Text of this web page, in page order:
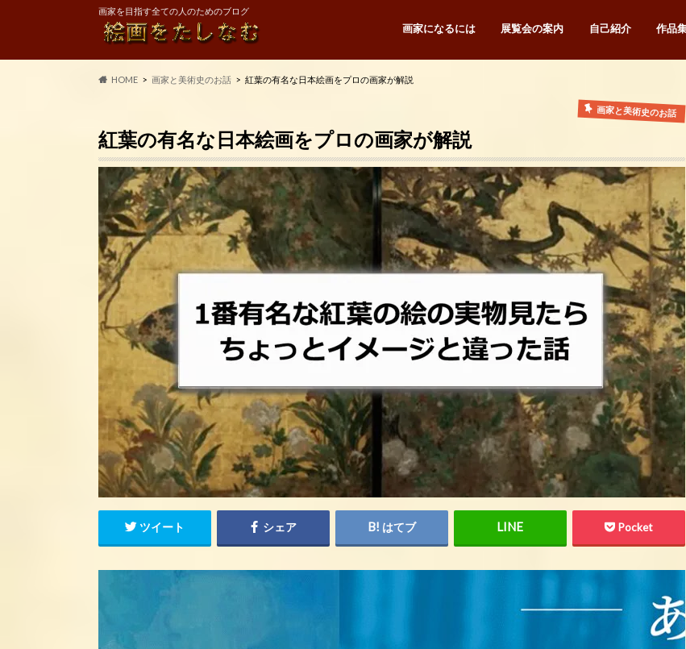
画家を目指す全ての人のためのブログ
画家になるには 展覧会の案内 自己紹介 作品
HOME 画家と美術史のお話 紅葉の有名な日本絵画をプロの画家が解説
画家と美術史のお話
紅葉の有名な日本絵画をプロの画家が解説
ツイート シェア はてブ Pocket